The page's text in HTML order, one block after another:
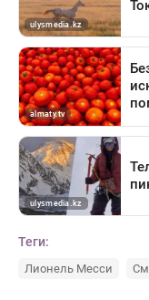
Теги:
Лионель Месси